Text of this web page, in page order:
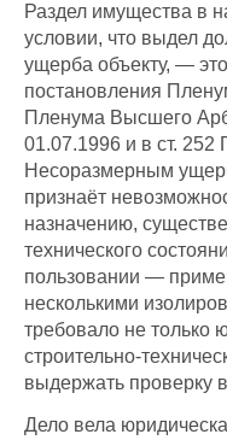
Раздел имущества в
условии, что выдел
ущерба объекту, —
постановления
Пленума Высшего
01.07.1996 и в ст. 252
Несоразмерным
признаёт
назначению,
технического
пользовании —
несколькими
требовало не только
строительно-
выдержать проверку
Дело вела